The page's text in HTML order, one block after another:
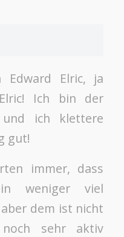
Elric, ja
Ich bin der
und ich klettere
gut!
immer, dass
weniger viel
dem ist nicht
sehr aktiv